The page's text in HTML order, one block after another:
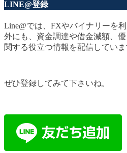
LINE@登録
Line@では、FXやバイナリーを
外にも、資金調達や借金減額、
関する役立つ情報を配信していま
ぜひ登録してみて下さいね。